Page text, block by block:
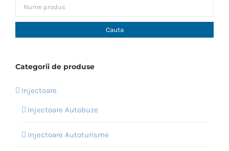
Categorii de produse
Injectoare
Injectoare Autobuze
Injectoare Autoturisme